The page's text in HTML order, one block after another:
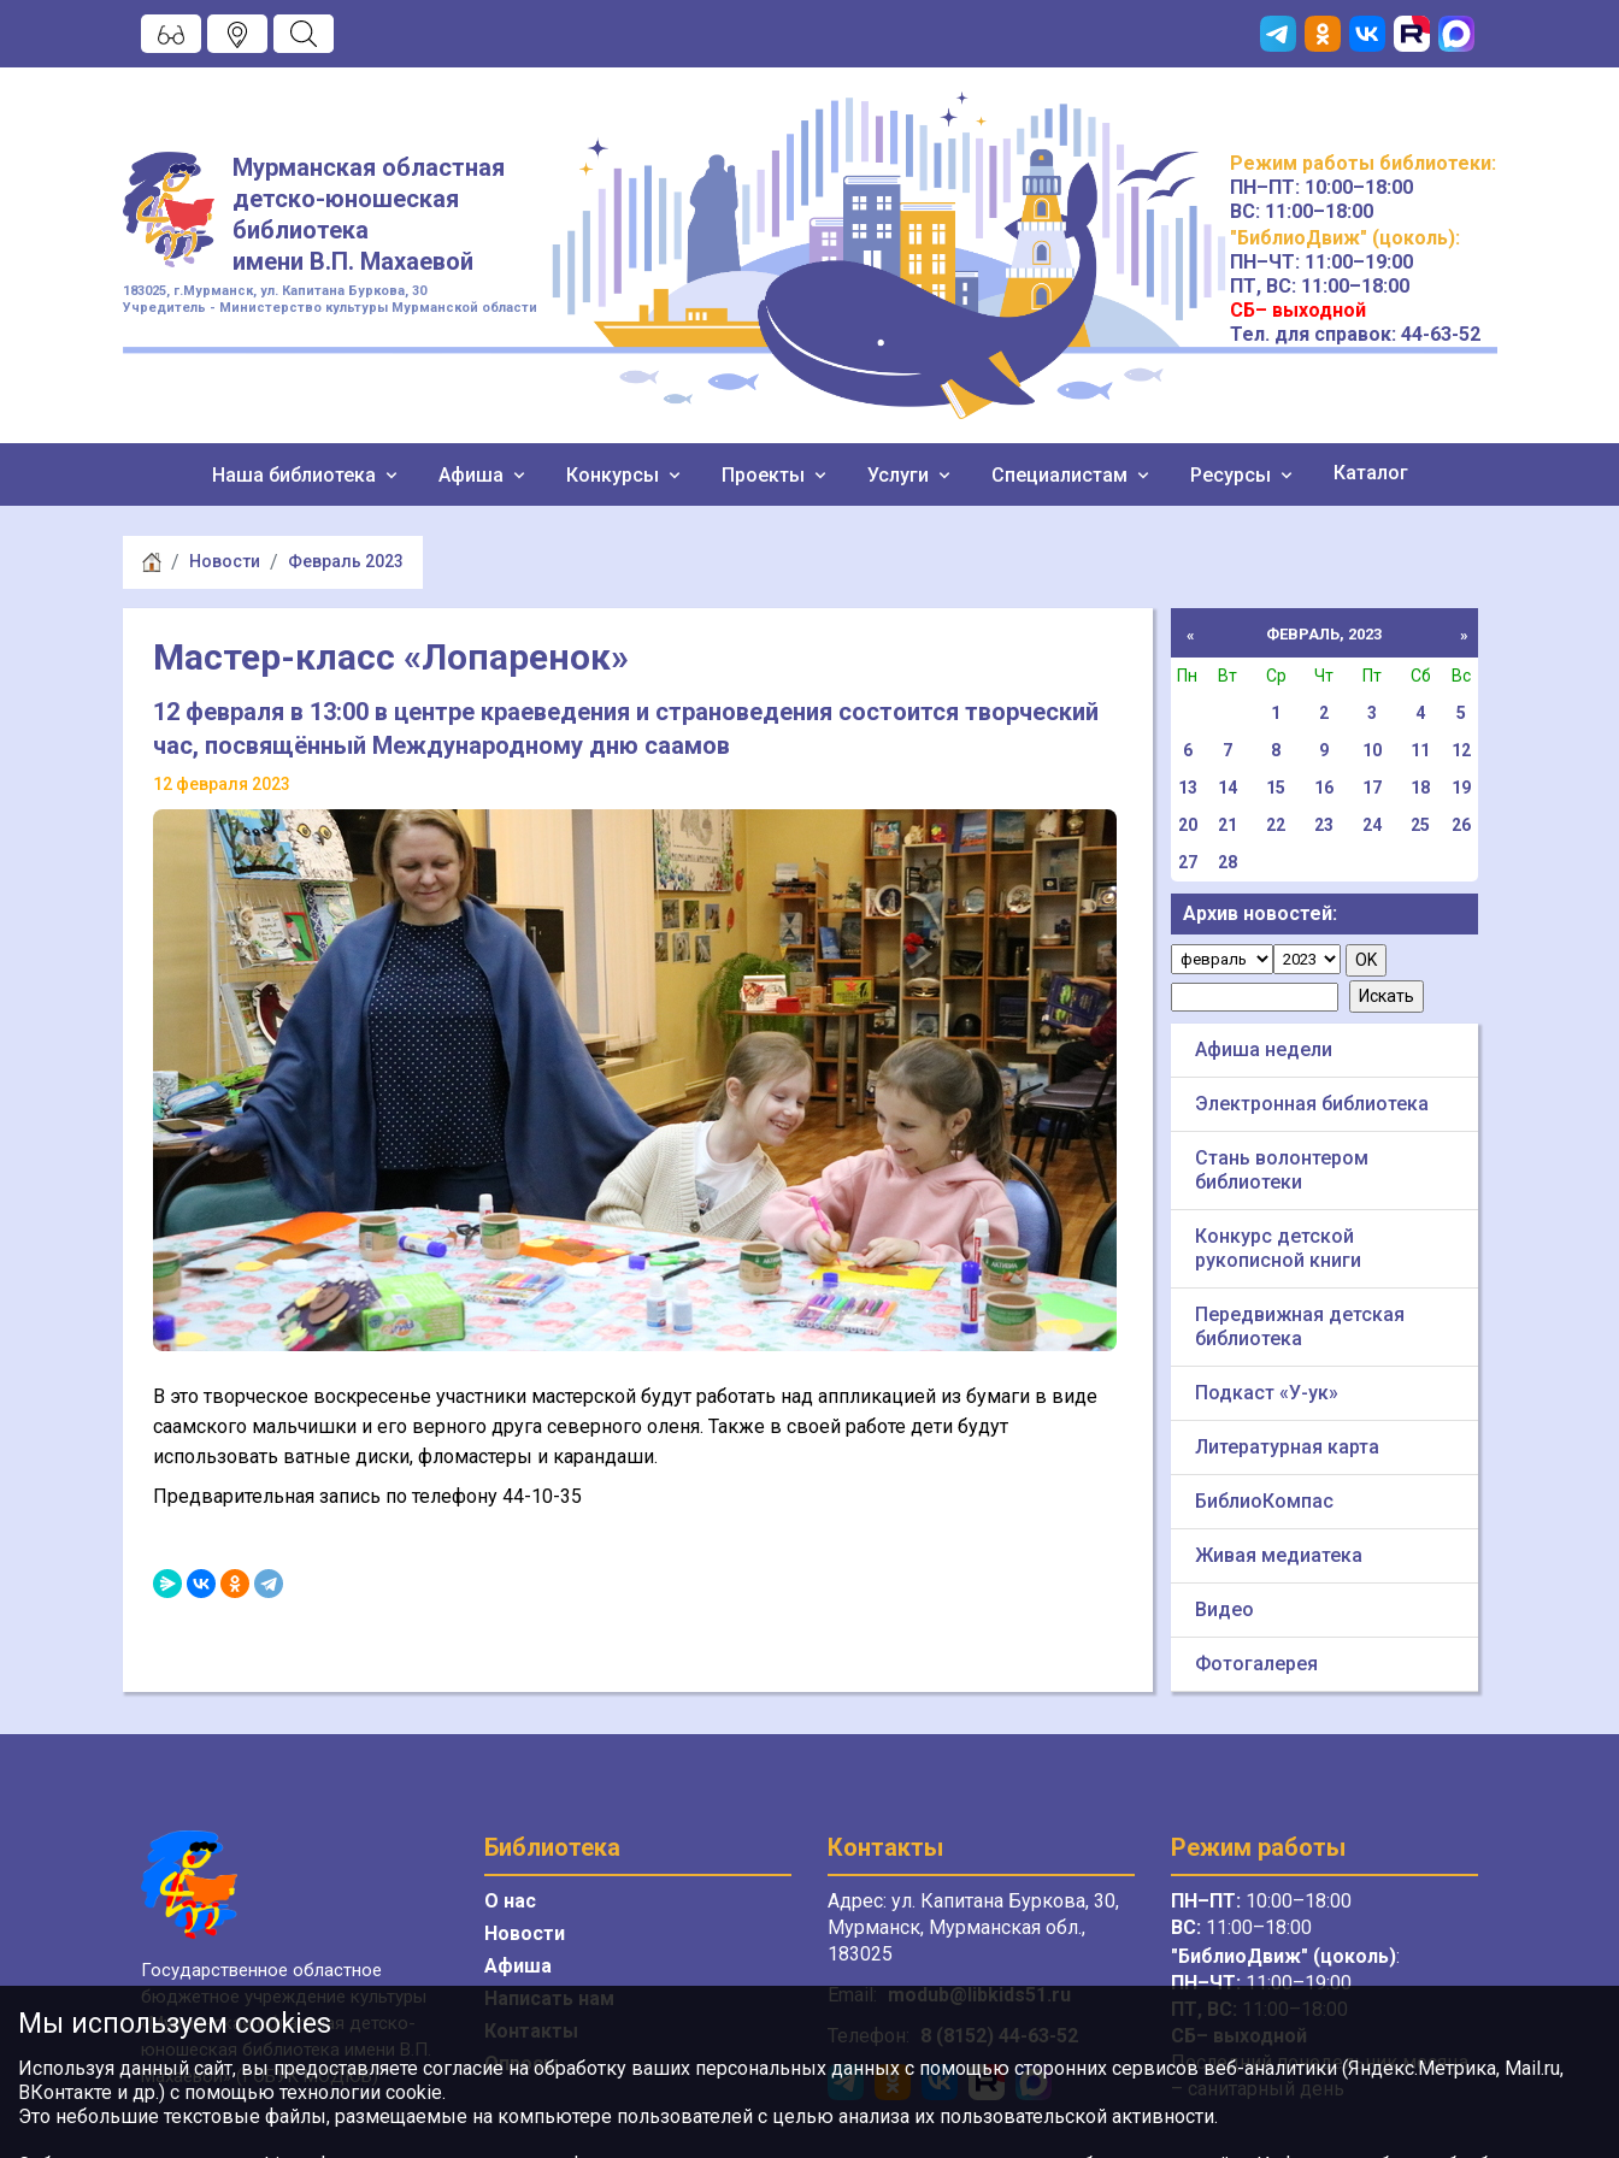
Мурманская областная
детско-юношеская
библиотека
имени В.П. Махаевой
183025, г.Мурманск, ул. Капитана Буркова, 30
Учредитель - Министерство культуры Мурманской области
Режим работы библиотеки:
ПН–ПТ: 10:00–18:00
ВС: 11:00–18:00
"БиблиоДвиж" (цоколь):
ПН–ЧТ: 11:00–19:00
ПТ, ВС: 11:00–18:00
СБ– выходной
Тел. для справок: 44-63-52
Наша библиотека Афиша Конкурсы Проекты Услуги Специалистам Ресурсы Каталог
Новости Февраль 2023
Мастер-класс «Лопаренок»
12 февраля в 13:00 в центре краеведения и страноведения состоится творческий
час, посвящённый Международному дню саамов
12 февраля 2023
В это творческое воскресенье участники мастерской будут работать над аппликацией из бумаги в виде
саамского мальчишки и его верного друга северного оленя. Также в своей работе дети будут
использовать ватные диски, фломастеры и карандаши.
Предварительная запись по телефону 44-10-35
« ФЕВРАЛЬ, 2023 »
Пн Вт Ср Чт Пт Сб
Вс
1
2 3 4
5
6
7 8 9 10 11
12
13
14 15 16 17 18
19
20
21 22 23 24 25
26
27
28
Архив новостей:
Афиша недели
Электронная библиотека
Стань волонтером
библиотеки
Конкурс детской
рукописной книги
Передвижная детская
библиотека
Подкаст «У-ук»
Литературная карта
БиблиоКомпас
Живая медиатека
Видео
Фотогалерея
Государственное областное
бюджетное учреждение культуры
«Мурманская областная детско-
юношеская библиотека имени В.П.
Махаевой» (ГОБУК МОДЮБ)
Библиотека
О нас
Новости
Афиша
Написать нам
Контакты
Опросы
Контакты
Адрес: ул. Капитана Буркова, 30,
Мурманск, Мурманская обл.,
183025
Email: modub@libkids51.ru
Телефон: 8 (8152) 44-63-52
Режим работы
ПН–ПТ: 10:00–18:00
ВС: 11:00–18:00
"БиблиоДвиж" (цоколь):
ПН–ЧТ:11:00–19:00
ПТ, ВС: 11:00–18:00
СБ– выходной
Последний понедельник месяца
– санитарный день
Мы используем cookies
Используя данный сайт, вы предоставляете согласие на обработку ваших персональных данных с помощью сторонних сервисов веб-аналитики (Яндекс.Метрика, Mail.ru,
ВКонтакте и др.) с помощью технологии cookie.
Это небольшие текстовые файлы, размещаемые на компьютере пользователей с целью анализа их пользовательской активности.